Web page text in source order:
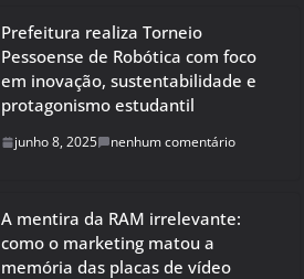
Prefeitura realiza Torneio
Pessoense de Robótica com foco
em inovação, sustentabilidade e
protagonismo estudantil
junho 8, 2025 nenhum comentário
A mentira da RAM irrelevante:
como o marketing matou a
memória das placas de vídeo